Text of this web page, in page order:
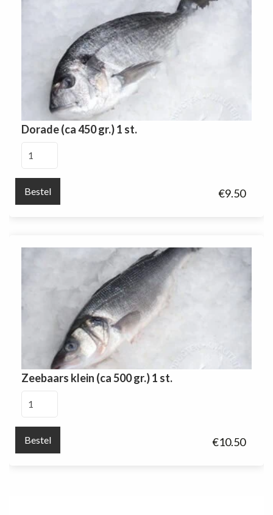
Dorade (ca 450 gr.) 1 st.
€9.50
450
gr.)
Bestel
Zeebaars klein (ca 500 gr.) 1 st.
€10.50
(ca
500
Bestel